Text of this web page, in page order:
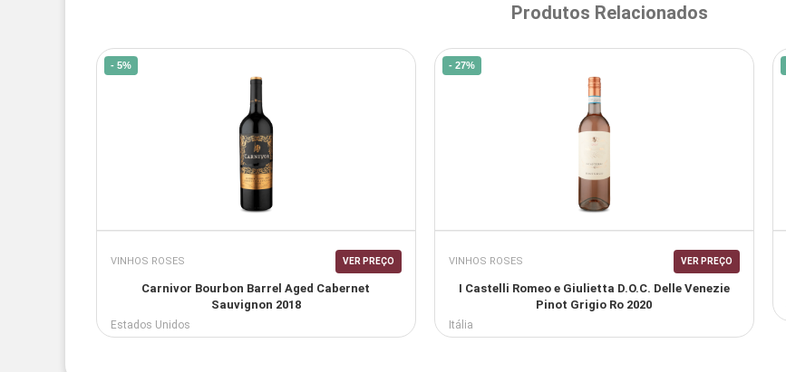
Produtos Relacionados
- 5%
VINHOS ROSES VER PREÇO
Carnivor Bourbon Barrel Aged Cabernet
Sauvignon 2018
Estados Unidos
- 27%
VINHOS ROSES VER PREÇO
I Castelli Romeo e Giulietta D.O.C. Delle Venezie
Pinot Grigio Ro 2020
Itália